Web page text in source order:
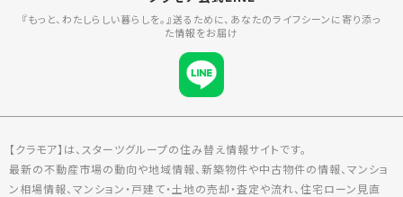
『もっと、わたしらしい暮らしを。』送るために、あなたのライフシーンに寄り添っ
た情報をお届け
【クラモア】は、スターツグループの住み替え情報サイトです。
最新の不動産市場の動向や地域情報、新築物件や中古物件の情報、マンショ
ン相場情報、マンション・戸建て・土地の売却・査定や流れ、住宅ローン見直